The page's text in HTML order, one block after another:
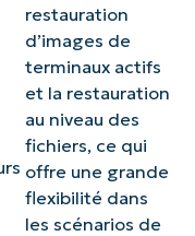
restauration
d’images de
terminaux actifs
et la restauration
au niveau des
fichiers, ce qui
offre une grande
flexibilité dans
les scénarios de